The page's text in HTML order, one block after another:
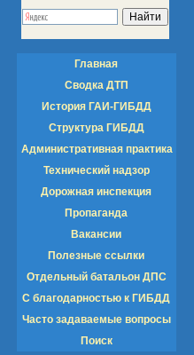
Главная
Сводка ДТП
История ГАИ-ГИБДД
Структура ГИБДД
Административная практика
Технический надзор
Дорожная инспекция
Пропаганда
Вакансии
Полезные ссылки
Отдельный батальон ДПС
С благодарностью к ГИБДД
Часто задаваемые вопросы
Поиск